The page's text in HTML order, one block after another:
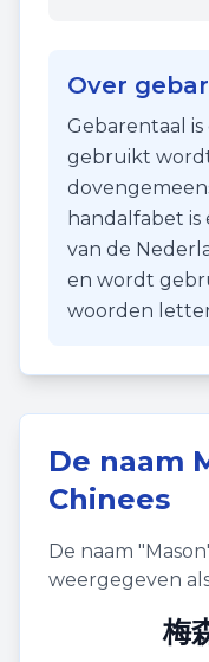
Over
Gebarentaal
gebruikt
handalfabet
van de
en wordt
woorden
De naam
Chinees
De naam "Mason
weergegeven
梅